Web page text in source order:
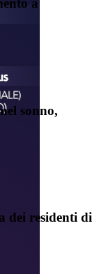
a
sonno,
dei residenti di